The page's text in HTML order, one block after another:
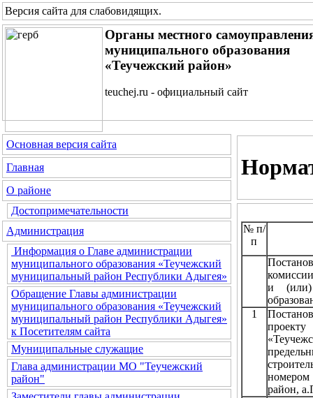
Версия сайта для слабовидящих.
Органы местного
муниципального образования
«Теучежский район»
teuchej.ru - официальный сайт
Основная версия сайта
Главная
О районе
Достопримечательности
Администрация
Информация о Главе администрации
муниципального образования «Теучежский
муниципальный район Республики Адыгея»
Обращение Главы администрации
муниципального образования «Теучежский
муниципальный район Республики Адыгея»
к Посетителям сайта
Муниципальные служащие
Глава администрации МО "Теучежский
район"
№ п/
п
и (или)
1
номером
район,